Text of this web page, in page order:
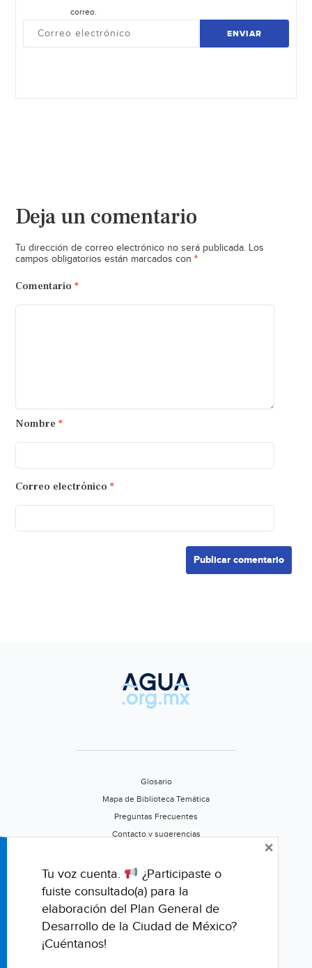
correo.
ENVIAR
Deja un comentario
Tu dirección de correo electrónico no será publicada. Los
campos obligatorios están marcados con *
Comentario *
Nombre *
Correo electrónico *
Glosario
Mapa de Biblioteca Temática
Preguntas Frecuentes
Contacto y sugerencias
Califica este portal
Tu voz cuenta.
¿Participaste o
fuiste consultado(a) para la
elaboración del Plan General de
Desarrollo de la Ciudad de México?
¡Cuéntanos!
×